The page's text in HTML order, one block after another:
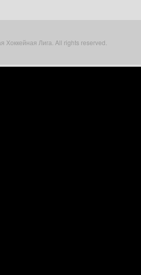
Хоккейная Лига. All rights reserved.